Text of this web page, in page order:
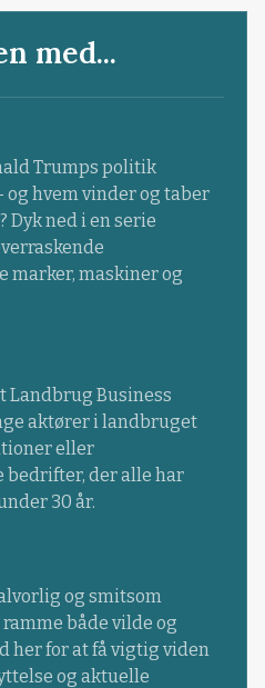
med...
Trumps politik
hvem vinder og taber
Dyk ned i en serie
marker, maskiner og
Landbrug Business
aktører i landbruget
eller
der alle har
30 år.
og smitsom
både vilde og
her for at få vigtig viden
og aktuelle